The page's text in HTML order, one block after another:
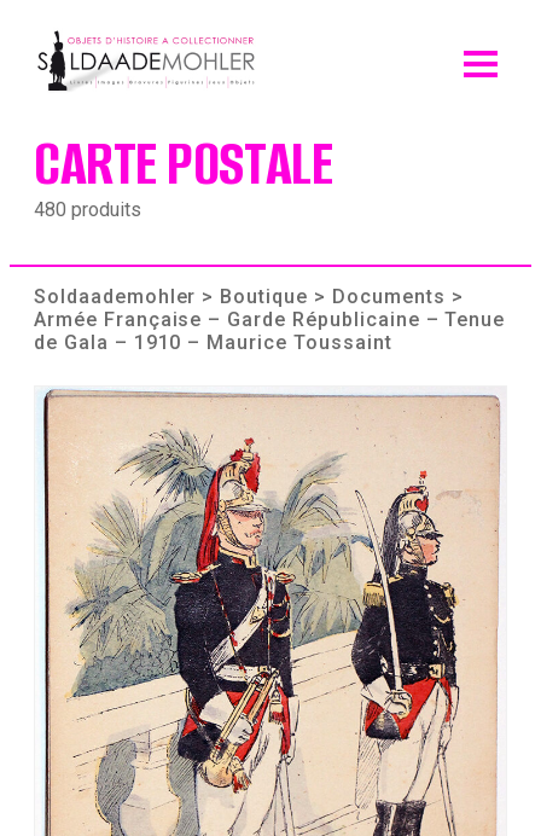
content
CARTE POSTALE
480 produits
Soldaademohler > Boutique > Documents >
Armée Française – Garde Républicaine – Tenue
de Gala – 1910 – Maurice Toussaint